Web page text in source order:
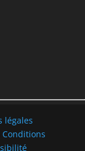
légales
Conditions